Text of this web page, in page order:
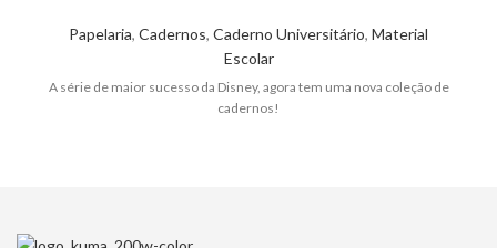
Papelaria, Cadernos, Caderno Universitário, Material
Escolar
A série de maior sucesso da Disney, agora tem uma nova coleção de
cadernos!